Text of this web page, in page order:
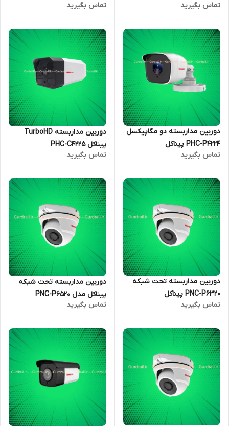
تماس بگیرید
تماس بگیرید
دوربین مداربسته دو مگاپیکسل
PHC-P4224 پیناکل
تماس بگیرید
دوربین مداربسته TurboHD
پیناکل PHC-C4225
تماس بگیرید
دوربین مداربسته تحت شبکه
PNC-P6320 پیناکل
تماس بگیرید
دوربین مداربسته تحت شبکه
پیناکل مدل PNC-P6520
تماس بگیرید